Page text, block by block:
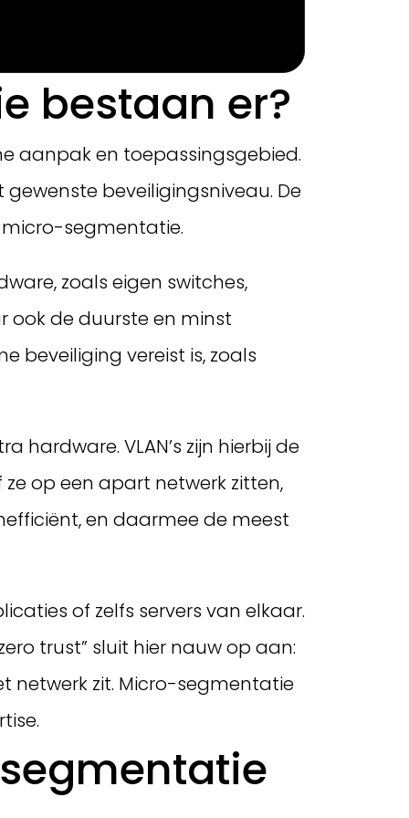
bestaan er?
aanpak en toepassingsgebied.
beveiligingsniveau. De
segmentatie.
zoals eigen switches,
ook de duurste en minst
beveiliging vereist is, zoals
VLAN’s zijn hierbij de
op een apart netwerk zitten,
en daarmee de meest
of zelfs servers van elkaar.
trust” sluit hier nauw op aan:
netwerk zit. Micro-segmentatie